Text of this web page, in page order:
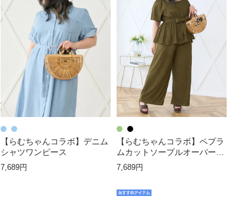
【らむちゃんコラボ】デニム
シャツワンピース
7,689円
【らむちゃんコラボ】ペプラ
ムカットソープルオーバー×
ワイドパンツ
7,689円